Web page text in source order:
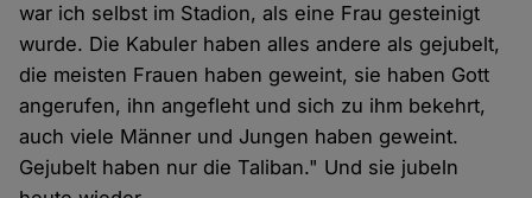
war ich selbst im Stadion, als eine Frau gesteinigt
wurde. Die Kabuler haben alles andere als gejubelt,
die meisten Frauen haben geweint, sie haben Gott
angerufen, ihn angefleht und sich zu ihm bekehrt,
auch viele Männer und Jungen haben geweint.
Gejubelt haben nur die Taliban." Und sie jubeln